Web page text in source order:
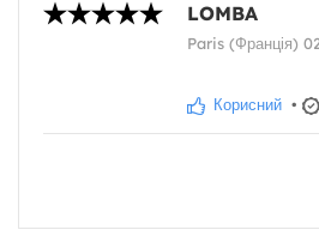
LOMBA
Paris (Франція)
Корисний •